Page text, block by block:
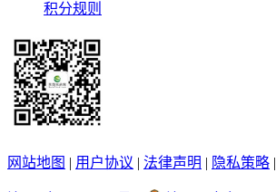
积分规则
网站地图 | 用户协议 | 法律声明 | 隐私策略 |